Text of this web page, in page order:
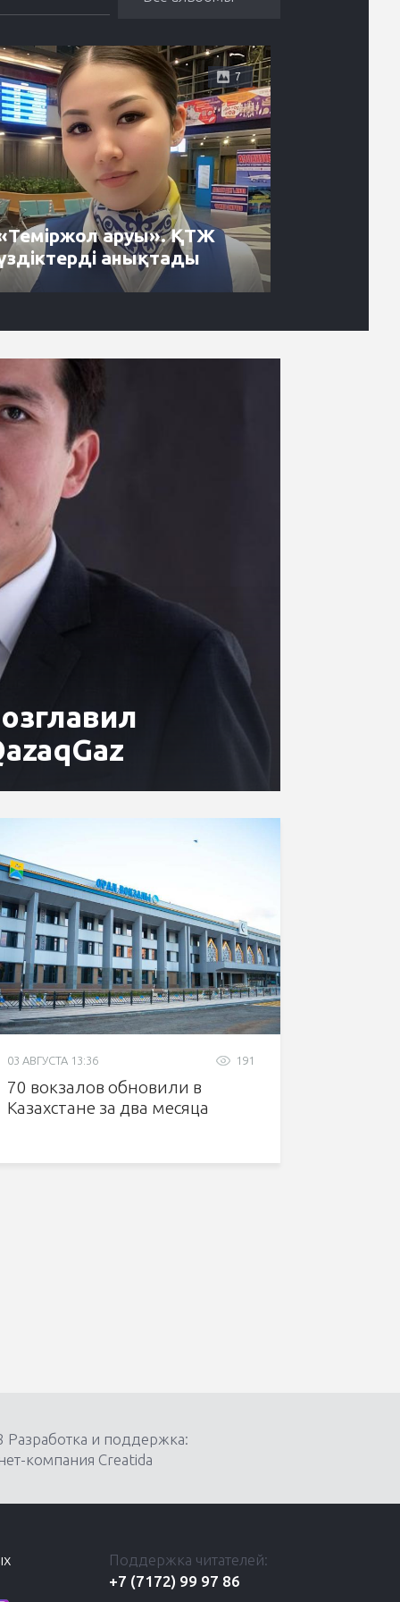
7
аруы». ҚТЖ
анықтады
191
03 АВГУСТА 13:36
70 вокзалов обновили в
Казахстане за два месяца
Разработка и поддержка:
компания Creatida
Поддержка читателей:
+7 (7172) 99 97 86